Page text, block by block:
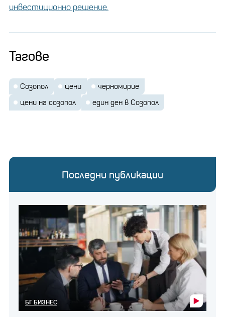
Снимка: Читатели
или да обядвате палачинка с банан и шоколад там,
си предвидете 7,60 на човек.
Нейната рибна вечеря за двама струва 106 лв.
Колко струва да си
наемем място за каравана
инвестиционно решение.
Тагове
Созопол цени
черномирие
цени на созопол
един ден в Созопол
Последни публикации
БГ БИЗНЕС